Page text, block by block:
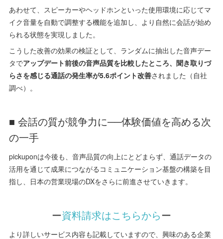
あわせて、スピーカーやヘッドホンといった使用環境に応じてマ
イク音量を自動で調整する機能を追加し、より自然に会話が始め
られる状態を実現しました。
こうした改善の効果の検証として、ランダムに抽出した音声デー
タでアップデート前後の音声品質を比較したところ、聞き取りづ
らさを感じる通話の発生率が5.6ポイント改善されました（自社
調べ）。
■ 会話の質が競争力に──体験価値を高める次
の一手
pickuponは今後も、音声品質の向上にとどまらず、通話データの
活用を通じて成果につながるコミュニケーション基盤の構築を目
指し、日本の営業現場のDXをさらに前進させていきます。
ー資料請求はこちらからー
より詳しいサービス内容も記載していますので、興味のある企業